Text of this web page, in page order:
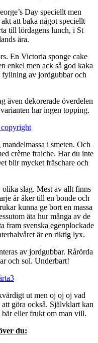
Day speciellt men
att baka något speciellt
till lördagens lunch, i St
ära.
En Victoria sponge cake
enkel men ack så god kaka
fyllning av jordgubbar och
även dekorerade överdelen
har ingen topping.
i smeten. Och
crème fraiche. Har du inte
blir mycket fräschare och
slag. Mest av allt finns
år åker till en bonde och
kunna ge bort en massa
äta hur många av de
fram svenska egenplockade
är en riktig lyx.
av jordgubbar. Rårörda
och sol. Underbart!
ut men oj oj oj vad
göra också. Självklart kan
bär eller frukt om man vill.
du: